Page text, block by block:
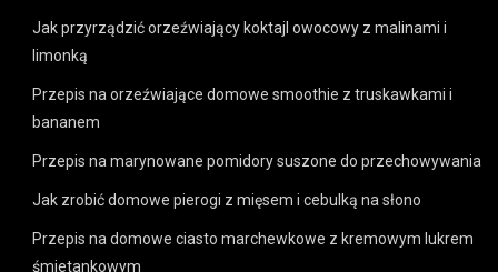
Jak przyrządzić orzeźwiający koktajl owocowy z malinami i
limonką
Przepis na orzeźwiające domowe smoothie z truskawkami i
bananem
Przepis na marynowane pomidory suszone do przechowywania
Jak zrobić domowe pierogi z mięsem i cebulką na słono
Przepis na domowe ciasto marchewkowe z kremowym lukrem
śmietankowym